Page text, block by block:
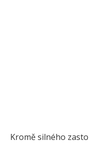
Kromě silného